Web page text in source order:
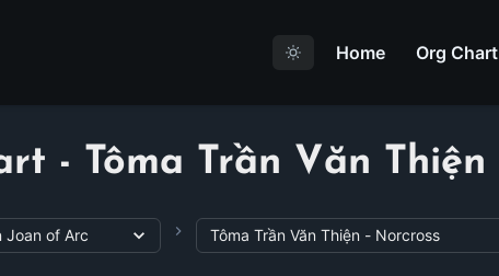
Home Org Chart
- Tôma Trần Văn Thiện